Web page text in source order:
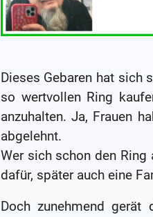
Dieses Gebaren hat sich
so wertvollen Ring
anzuhalten. Ja, Frauen
abgelehnt.
Wer sich schon den
dafür, später auch eine
Doch zunehmend